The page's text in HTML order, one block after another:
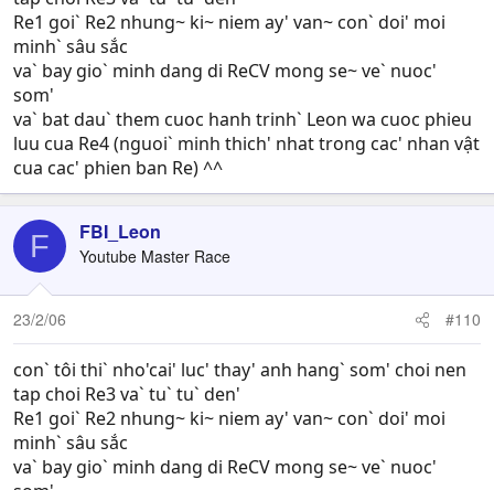
Re1 goi` Re2 nhung~ ki~ niem ay' van~ con` doi' moi
minh` sâu sắc
va` bay gio` minh dang di ReCV mong se~ ve` nuoc'
som'
va` bat dau` them cuoc hanh trinh` Leon wa cuoc phieu
luu cua Re4 (nguoi` minh thich' nhat trong cac' nhan vật
cua cac' phien ban Re) ^^
F FBI_Leon
Youtube Master Race
23/2/06 #110
con` tôi thi` nho'cai' luc' thay' anh hang` som' choi nen
tap choi Re3 va` tu` tu` den'
Re1 goi` Re2 nhung~ ki~ niem ay' van~ con` doi' moi
minh` sâu sắc
va` bay gio` minh dang di ReCV mong se~ ve` nuoc'